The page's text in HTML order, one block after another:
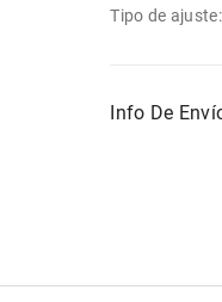
Tipo de
Info De